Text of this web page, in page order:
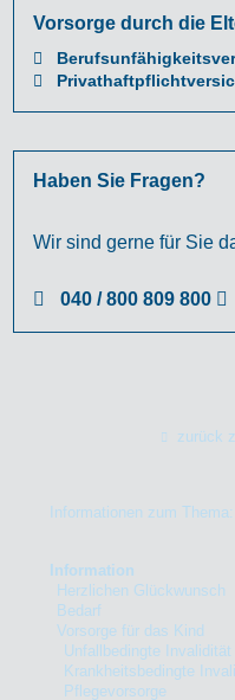
Vorsorge durch die
Haben Sie Fragen?
Wir sind gerne für Sie
040 / 800 809 800
zurück
Informationen zum
Information
Herzlichen Glückwunsch
Bedarf
Vorsorge für das Kind
Unfallbedingte Invalidität
Krankheitsbedingte
Pflegevorsorge